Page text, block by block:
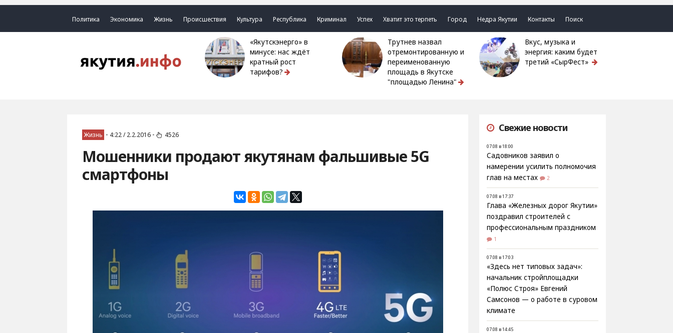
Политика Экономика Жизнь Происшествия Культура Республика Криминал Успех Хватит это терпеть Город Недра Якутии Контакты Поиск
«Якутскэнерго» в
минусе: нас ждёт
кратный рост
тарифов?
Трутнев назвал
отремонтированную и
переименованную
площадь в Якутске
"площадью Ленина"
Вкус, музыка и
энергия: каким будет
третий «СырФест»
Жизнь • 4:22 / 2.2.2016 • 4526
Мошенники продают якутянам фальшивые 5G
смартфоны
Свежие новости
07.08 в 18:00
Садовников заявил о
намерении усилить полномочия
глав на местах
2
07.08 в 17:37
Глава «Железных дорог Якутии»
поздравил строителей с
профессиональным праздником
1
07.08 в 17:03
«Здесь нет типовых задач»:
начальник стройплощадки
«Полюс Строя» Евгений
Самсонов — о работе в суровом
климате
07.08 в 14:45